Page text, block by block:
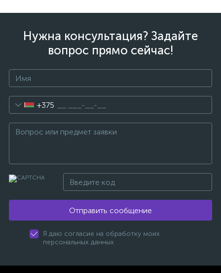
Нужна консультация? Задайте
вопрос прямо сейчас!
+375
Отправить сообщение
Я даю согласие на обработку моих
персональных данных